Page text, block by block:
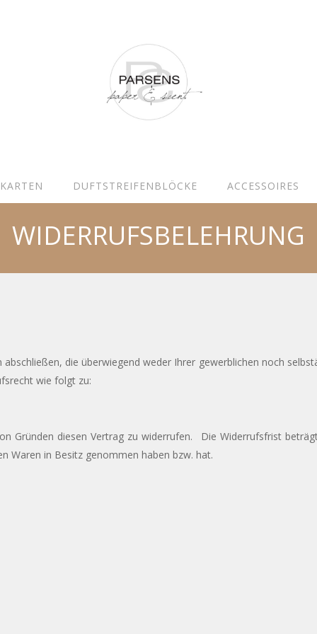
DUFTSTREIFENBLÖCKE ACCESSOIRES
WIDERRUFSBELEHRUNG
die überwiegend weder Ihrer gewerblichen noch
wie folgt zu:
Gründen diesen Vertrag zu widerrufen. Die Widerrufsfrist
Waren in Besitz genommen haben bzw. hat.